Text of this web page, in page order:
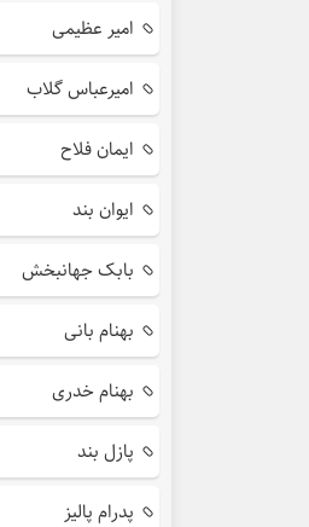
امیر عظیمی
امیرعباس گلاب
ایمان فلاح
ایوان بند
بابک جهانبخش
بهنام بانی
بهنام خدری
پازل بند
پدرام پالیز